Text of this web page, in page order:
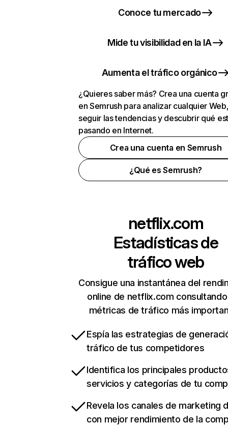
Conoce tu mercado
Mide tu visibilidad en la IA
Aumenta el tráfico orgánico
¿Quieres saber más? Crea una cuenta
en Semrush para analizar cualquier
seguir las tendencias y descubrir qué
pasando en Internet.
Crea una cuenta en Semrush
¿Qué es Semrush?
netflix.com
Estadísticas de
tráfico web
Consigue una instantánea del
online de netflix.com
métricas de tráfico más
Espía las estrategias de
tráfico de tus competidores
Identifica los principales
servicios y categorías de tu
Revela los canales de marketing
con mejor rendimiento de la